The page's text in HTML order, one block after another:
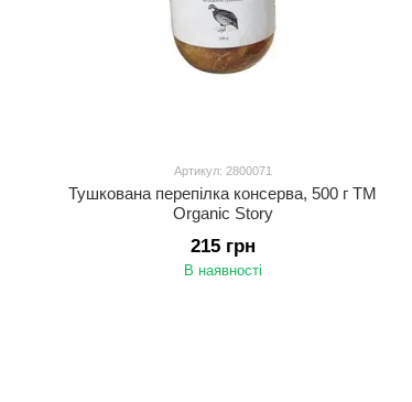
Артикул: 2800071
Тушкована перепілка консерва, 500 г ТМ
Organic Story
215 грн
В наявності